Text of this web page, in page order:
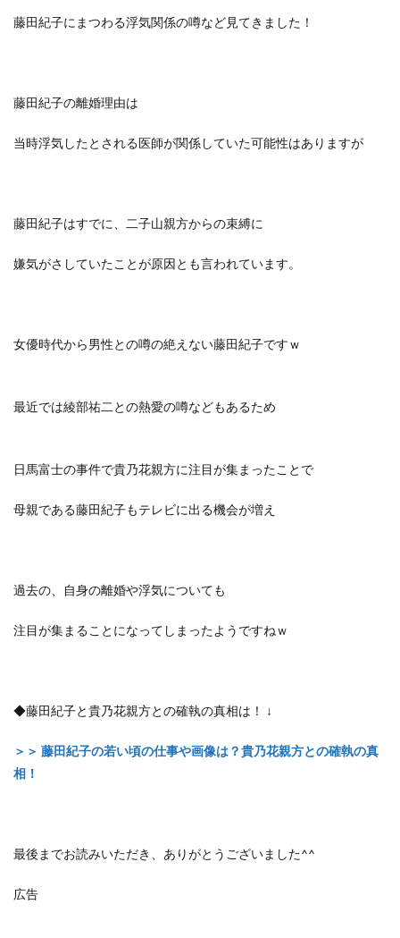
藤田紀子にまつわる浮気関係の噂など見てきました！
藤田紀子の離婚理由は
当時浮気したとされる医師が関係していた可能性はありますが
藤田紀子はすでに、二子山親方からの束縛に
嫌気がさしていたことが原因とも言われています。
女優時代から男性との噂の絶えない藤田紀子ですｗ
最近では綾部祐二との熱愛の噂などもあるため
日馬富士の事件で貴乃花親方に注目が集まったことで
母親である藤田紀子もテレビに出る機会が増え
過去の、自身の離婚や浮気についても
注目が集まることになってしまったようですねｗ
◆藤田紀子と貴乃花親方との確執の真相は！ ↓
＞＞ 藤田紀子の若い頃の仕事や画像は？貴乃花親方との確執の真
相！
最後までお読みいただき、ありがとうございました^^
広告